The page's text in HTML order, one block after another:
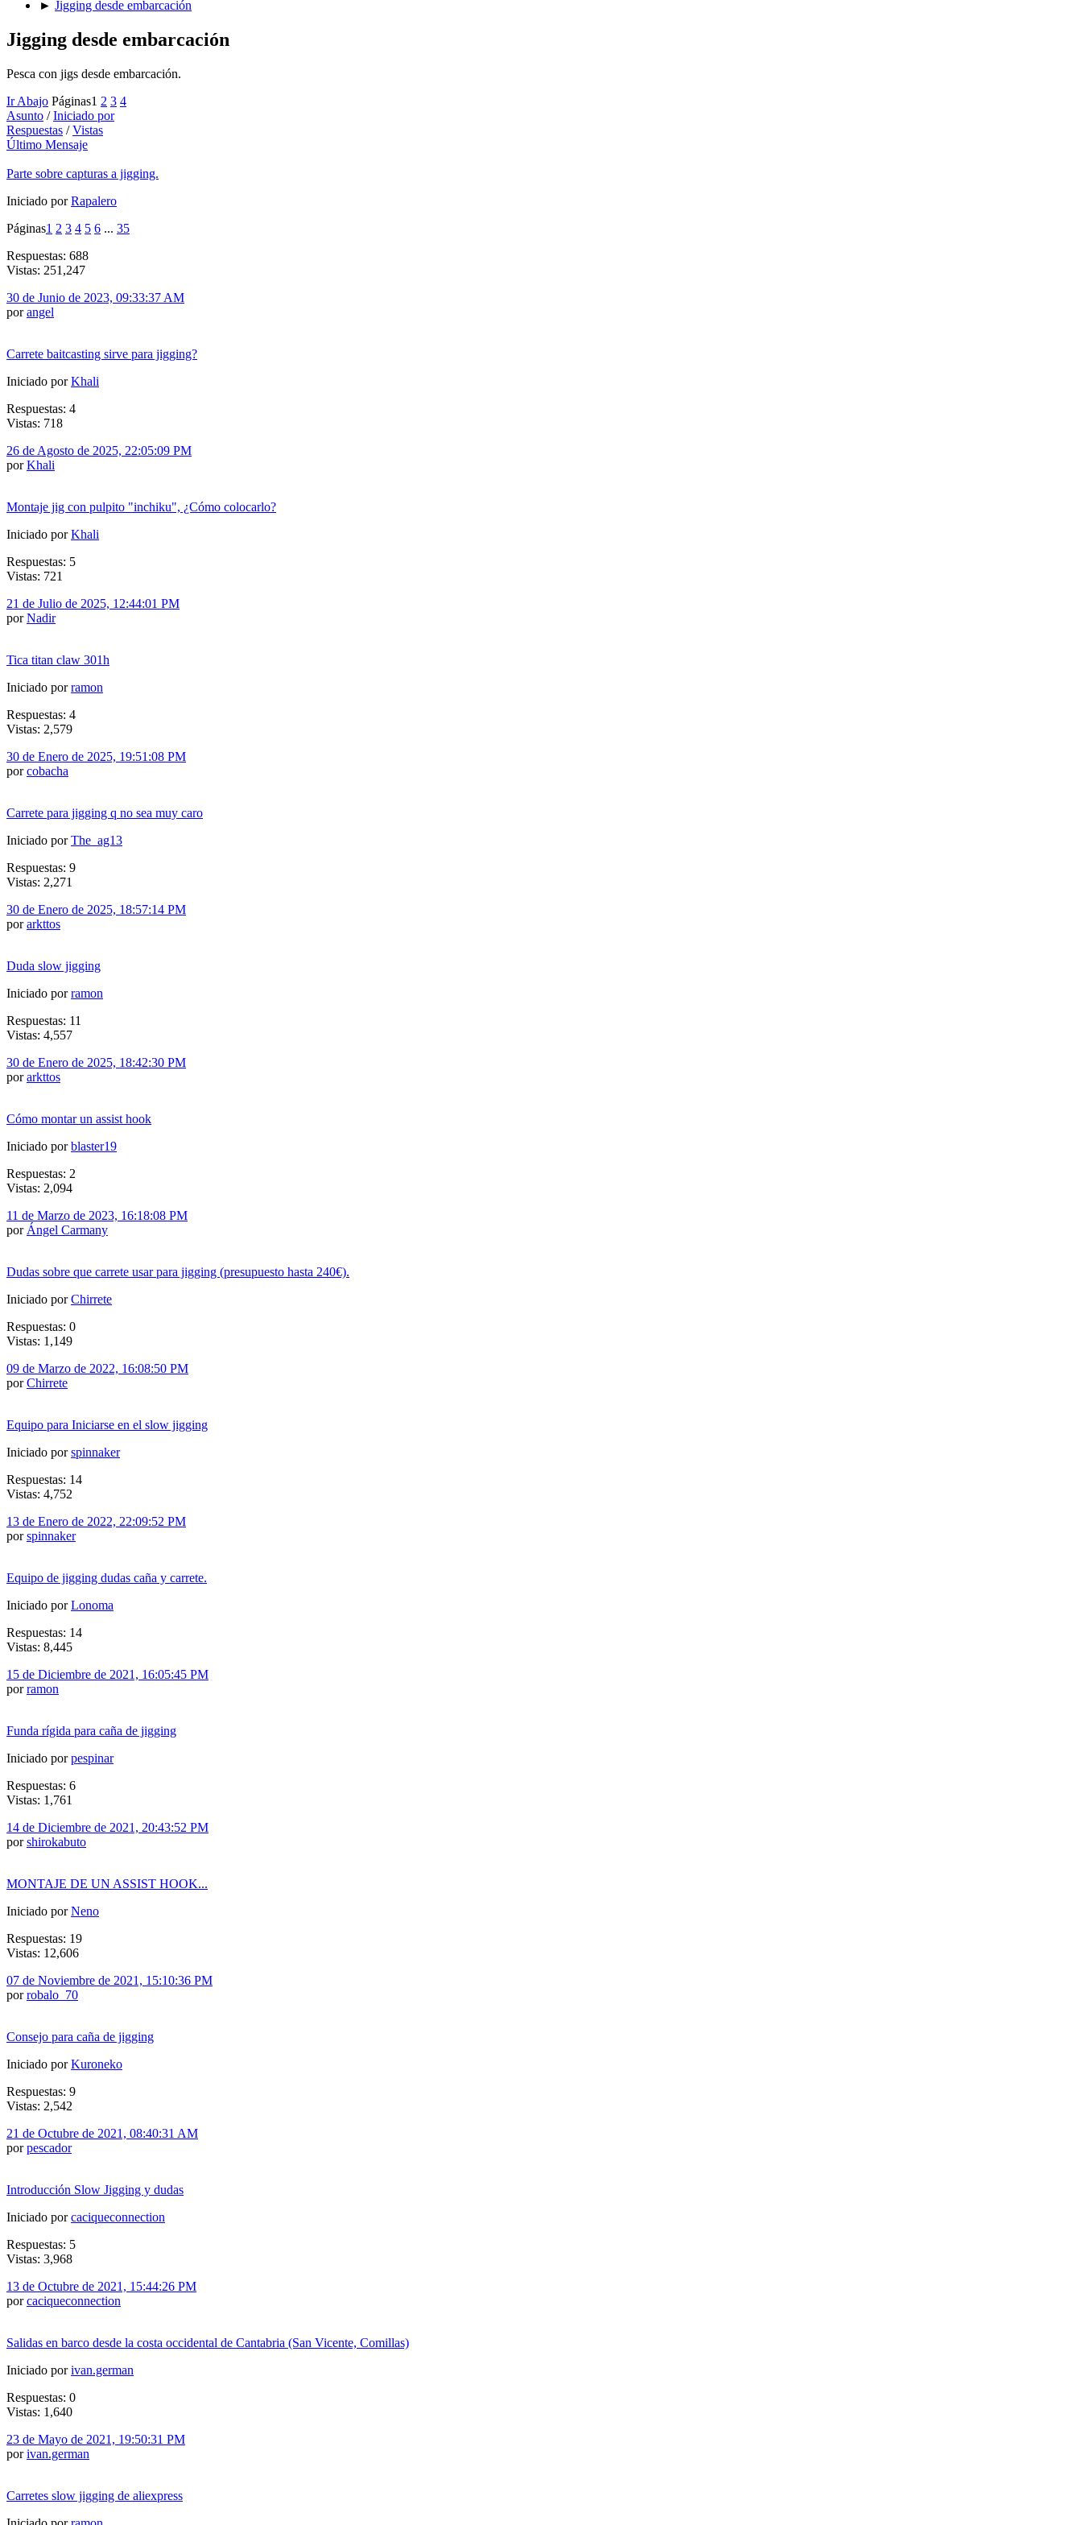
► Jigging desde embarcación
Jigging desde embarcación
Pesca con jigs desde embarcación.
Ir Abajo Páginas1 2 3 4
Asunto /Iniciado por
Respuestas /Vistas
Último Mensaje
Parte sobre capturas a jigging.
Iniciado porRapalero
Páginas1 2 3 4 5 6 ... 35
Respuestas: 688
Vistas: 251,247
30 de Junio de 2023, 09:33:37 AM
porangel
Carrete baitcasting sirve para jigging?
Iniciado porKhali
Respuestas: 4
Vistas: 718
26 de Agosto de 2025, 22:05:09 PM
porKhali
Montaje jig con pulpito "inchiku", ¿Cómo colocarlo?
Iniciado porKhali
Respuestas: 5
Vistas: 721
21 de Julio de 2025, 12:44:01 PM
porNadir
Tica titan claw 301h
Iniciado porramon
Respuestas: 4
Vistas: 2,579
30 de Enero de 2025, 19:51:08 PM
porcobacha
Carrete para jigging q no sea muy caro
Iniciado porThe_ag13
Respuestas: 9
Vistas: 2,271
30 de Enero de 2025, 18:57:14 PM
porarkttos
Duda slow jigging
Iniciado porramon
Respuestas: 11
Vistas: 4,557
30 de Enero de 2025, 18:42:30 PM
porarkttos
Cómo montar un assist hook
Iniciado porblaster19
Respuestas: 2
Vistas: 2,094
11 de Marzo de 2023, 16:18:08 PM
por Ángel Carmany
Dudas sobre que carrete usar para jigging (presupuesto hasta 240€).
Iniciado porChirrete
Respuestas: 0
Vistas: 1,149
09 de Marzo de 2022, 16:08:50 PM
porChirrete
Equipo para Iniciarse en el slow jigging
Iniciado porspinnaker
Respuestas: 14
Vistas: 4,752
13 de Enero de 2022, 22:09:52 PM
porspinnaker
Equipo de jigging dudas caña y carrete.
Iniciado porLonoma
Respuestas: 14
Vistas: 8,445
15 de Diciembre de 2021, 16:05:45 PM
porramon
Funda rígida para caña de jigging
Iniciado porpespinar
Respuestas: 6
Vistas: 1,761
14 de Diciembre de 2021, 20:43:52 PM
porshirokabuto
MONTAJE DE UN ASSIST HOOK...
Iniciado porNeno
Respuestas: 19
Vistas: 12,606
07 de Noviembre de 2021, 15:10:36 PM
porrobalo_70
Consejo para caña de jigging
Iniciado porKuroneko
Respuestas: 9
Vistas: 2,542
21 de Octubre de 2021, 08:40:31 AM
porpescador
Introducción Slow Jigging y dudas
Iniciado porcaciqueconnection
Respuestas: 5
Vistas: 3,968
13 de Octubre de 2021, 15:44:26 PM
porcaciqueconnection
Salidas en barco desde la costa occidental de Cantabria (San Vicente, Comillas)
Iniciado porivan.german
Respuestas: 0
Vistas: 1,640
23 de Mayo de 2021, 19:50:31 PM
porivan.german
Carretes slow jigging de aliexpress